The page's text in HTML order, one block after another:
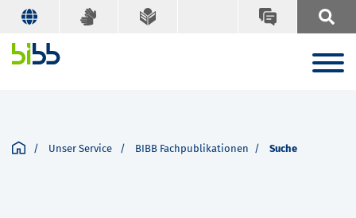
Unser Service BIBB Fachpublikationen Suche